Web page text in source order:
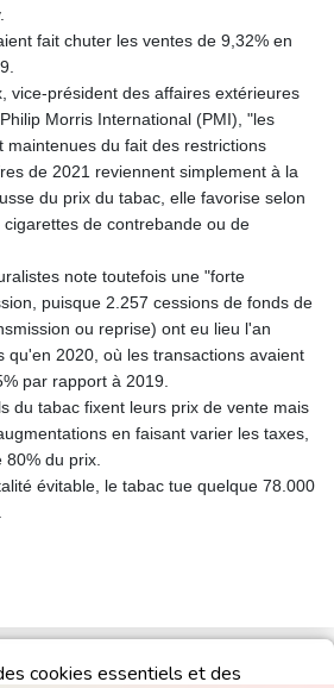
cookies essentiels et des
fait chuter les ventes de 9,32% en
vice-président des affaires extérieures
Morris International (PMI), "les
maintenues du fait des restrictions
de 2021 reviennent simplement à la
du prix du tabac, elle favorise selon
de contrebande ou de
note toutefois une "forte
puisque 2.257 cessions de fonds de
ou reprise) ont eu lieu l'an
qu'en 2020, où les transactions avaient
par rapport à 2019.
du tabac fixent leurs prix de vente mais
en faisant varier les taxes,
80% du prix.
évitable, le tabac tue quelque 78.000